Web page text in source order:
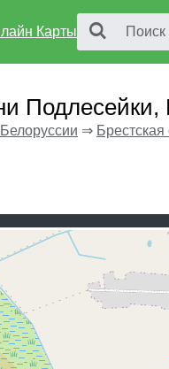
Карты
⇒ Брестская